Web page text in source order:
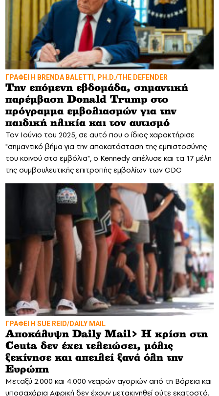
ΓΡΑΦΕΙ Η BRENDA BALETTI, PH.D./THE DEFENDER
Την επόμενη εβδομάδα, σημαντική
παρέμβαση Donald Trump στο
πρόγραμμα εμβολιασμών για την
παιδική ηλικία και τον αυτισμό
Τον Ιούνιο του 2025, σε αυτό που ο ίδιος χαρακτήρισε
"σημαντικό βήμα για την αποκατάσταση της εμπιστοσύνης
του κοινού στα εμβόλια", ο Kennedy απέλυσε και τα 17 μέλη
της συμβουλευτικής επιτροπής εμβολίων των CDC
ΓΡΑΦΕΙ Η SUE REID/DAILY MAIL
Αποκάλυψη Daily Mail> Η κρίση στη
Ceuta δεν έχει τελειώσει, μόλις
ξεκίνησε και απειλεί ξανά όλη την
Ευρώπη
Mεταξύ 2.000 και 4.000 νεαρών αγοριών από τη Βόρεια και
υποσαχάρια Αφρική δεν έχουν μετακινηθεί ούτε εκατοστό.